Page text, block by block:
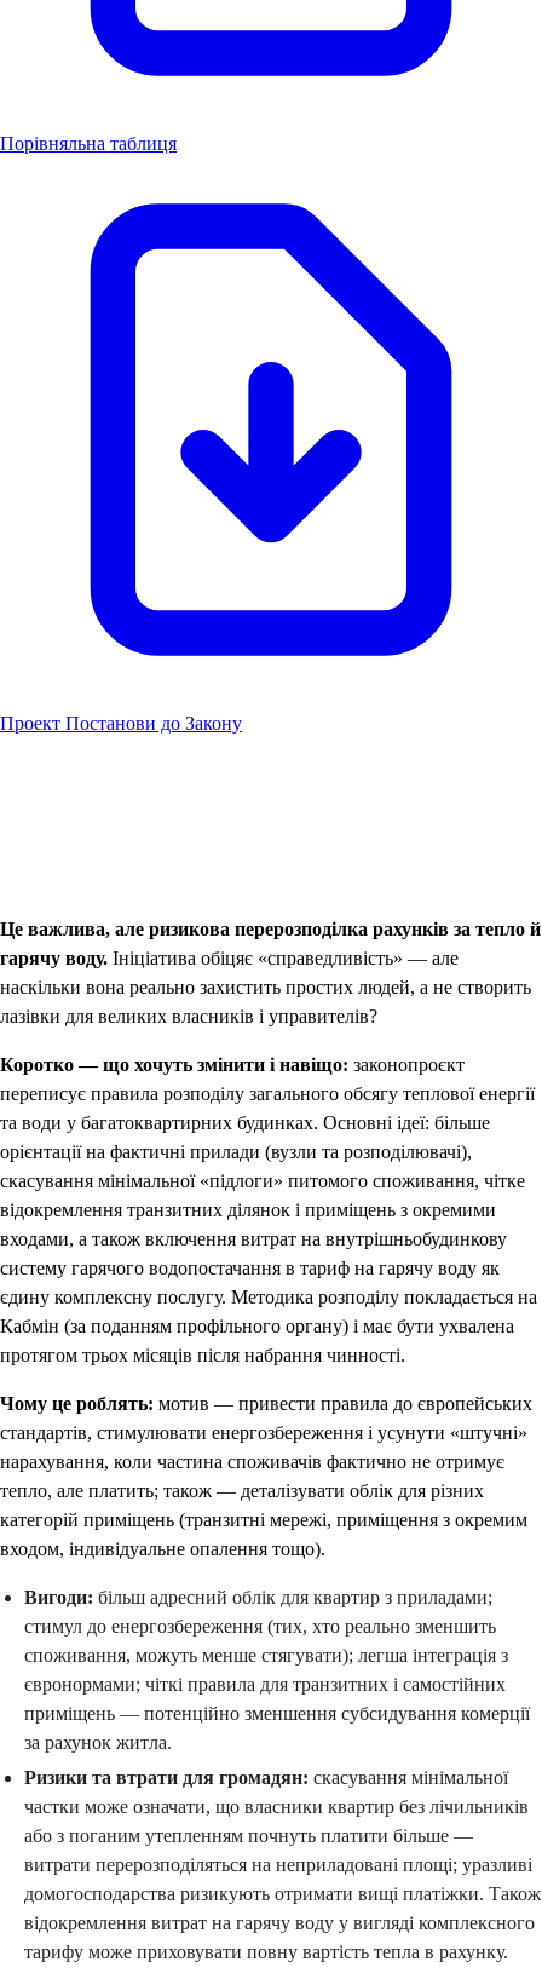
Порівняльна таблиця
Проект Постанови до Закону
Це важлива, але ризикова перерозподілка рахунків за тепло й
гарячу воду. Ініціатива обіцяє «справедливість» — але
наскільки вона реально захистить простих людей, а не створить
лазівки для великих власників і управителів?
Коротко — що хочуть змінити і навіщо: законопроєкт
переписує правила розподілу загального обсягу теплової енергії
та води у багатоквартирних будинках. Основні ідеї: більше
орієнтації на фактичні прилади (вузли та розподілювачі),
скасування мінімальної «підлоги» питомого споживання, чітке
відокремлення транзитних ділянок і приміщень з окремими
входами, а також включення витрат на внутрішньобудинкову
систему гарячого водопостачання в тариф на гарячу воду як
єдину комплексну послугу. Методика розподілу покладається на
Кабмін (за поданням профільного органу) і має бути ухвалена
протягом трьох місяців після набрання чинності.
Чому це роблять: мотив — привести правила до європейських
стандартів, стимулювати енергозбереження і усунути «штучні»
нарахування, коли частина споживачів фактично не отримує
тепло, але платить; також — деталізувати облік для різних
категорій приміщень (транзитні мережі, приміщення з окремим
входом, індивідуальне опалення тощо).
Вигоди: більш адресний облік для квартир з приладами;
стимул до енергозбереження (тих, хто реально зменшить
споживання, можуть менше стягувати); легша інтеграція з
євронормами; чіткі правила для транзитних і самостійних
приміщень — потенційно зменшення субсидування комерції
за рахунок житла.
Ризики та втрати для громадян: скасування мінімальної
частки може означати, що власники квартир без лічильників
або з поганим утепленням почнуть платити більше —
витрати перерозподіляться на неприладовані площі; уразливі
домогосподарства ризикують отримати вищі платіжки. Також
відокремлення витрат на гарячу воду у вигляді комплексного
тарифу може приховувати повну вартість тепла в рахунку.